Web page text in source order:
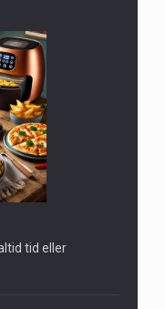
tid eller